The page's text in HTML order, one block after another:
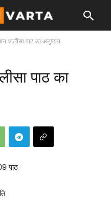
चालीसा पाठ का अनुष्ठान.
पाठ का
पाठ